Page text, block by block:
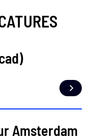
Amsterdam